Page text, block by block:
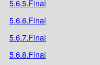
5.6.5.Final
5.6.6.Final
5.6.7.Final
5.6.8.Final